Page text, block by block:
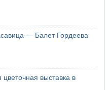
— Балет Гордеева
выставка в